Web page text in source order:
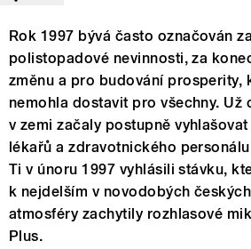
Rok 1997 bývá často označován
polistopadové nevinnosti, za
změnu a pro budování prosperity,
nemohla dostavit pro všechny. Už
v zemi začaly postupně
lékařů a zdravotnického
Ti v únoru 1997 vyhlásili stávku,
k nejdelším v novodobých
atmosféry zachytily rozhlasové
Plus.